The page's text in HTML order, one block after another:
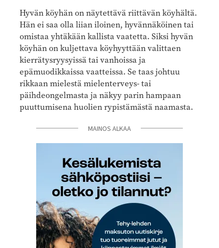
Hyvän köyhän on näytettävä riittävän köyhältä.
Hän ei saa olla liian iloinen, hyvännäköinen tai
omistaa yhtäkään kallista vaatetta. Siksi hyvän
köyhän on kuljettava köyhyyttään valittaen
kierrätysryysyissä tai vanhoissa ja
epämuodikkaissa vaatteissa. Se taas johtuu
rikkaan mielestä mielenterveys- tai
päihdeongelmasta ja näkyy parin hampaan
puuttumisena huolien rypistämästä naamasta.
MAINOS ALKAA